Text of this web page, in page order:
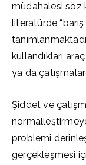
müdahalesi söz
literatürde
kullandıkları
ya da
Şiddet ve
problemi
gerçekleşmesi